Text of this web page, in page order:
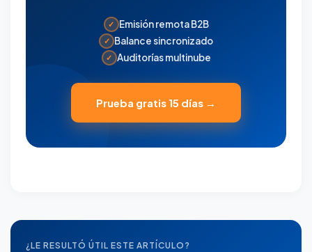
✓ Emisión remota B2B
✓ Balance sincronizado
✓ Auditorías multinube
Prueba gratis 15 días →
¿LE RESULTÓ ÚTIL ESTE ARTÍCULO?